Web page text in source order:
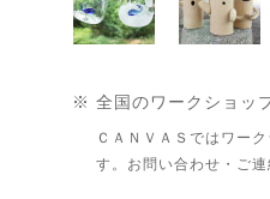
※ 全国のワークショッ
ＣＡＮＶＡＳではワー
す。お問い合わせ・ご